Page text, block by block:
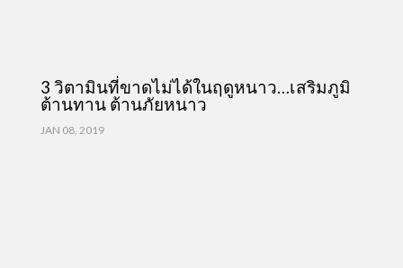
3 วิตามินที่ขาดไม่ได้ในฤดูหนาว…เสริมภูมิ
ต้านทาน ต้านภัยหนาว
JAN 08, 2019